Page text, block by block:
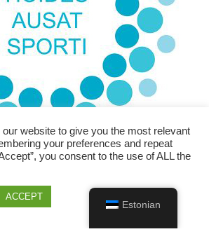
website to give you the most relevant
your preferences and repeat
you consent to the use of ALL the
ACCEPT
Estonian